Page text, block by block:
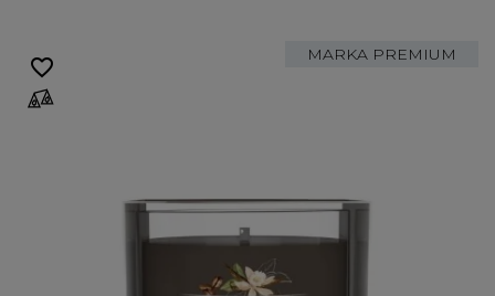
MARKA PREMIUM
favorite_border